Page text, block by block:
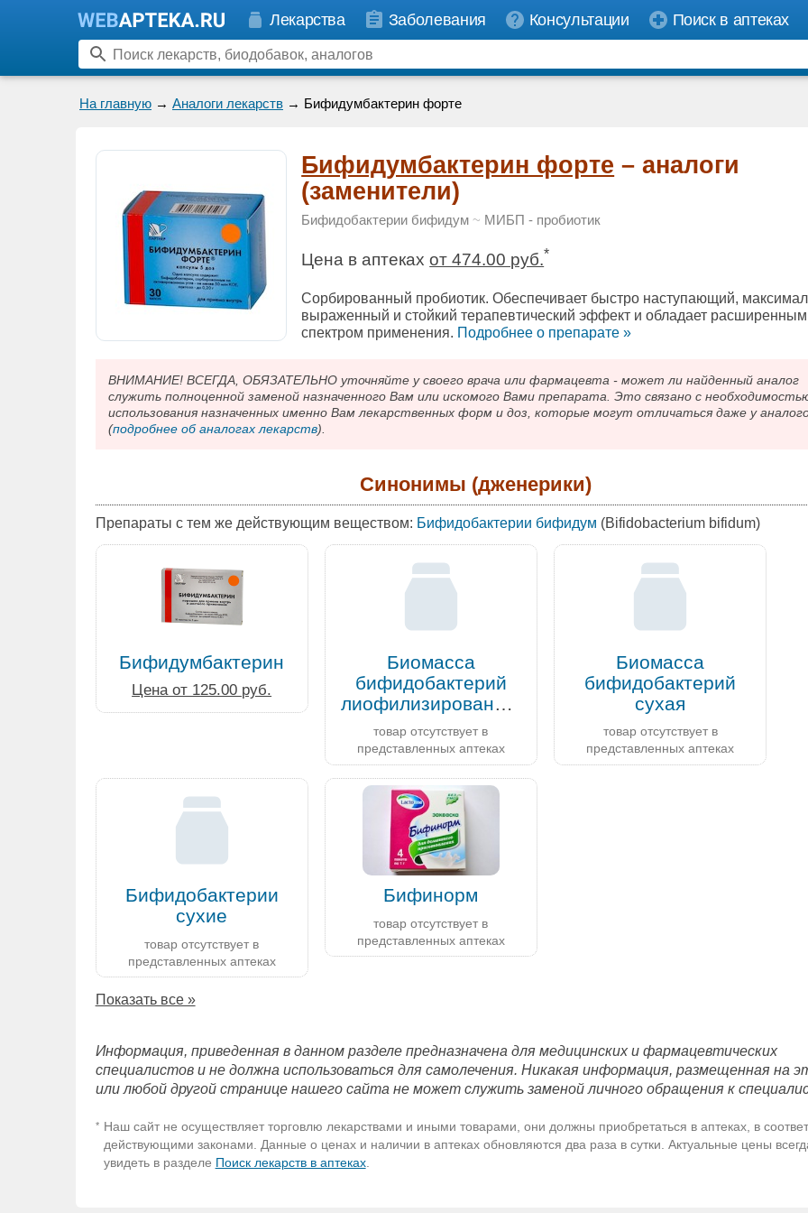
Лекарства Заболевания Консультации Поиск в аптеках
На главную → Аналоги лекарств → Бифидумбактерин форте
Бифидумбактерин форте – аналоги
(заменители)
Бифидобактерии бифидум ~ МИБП - пробиотик
Цена в аптекахот 474.00 руб.*
Сорбированный пробиотик. Обеспечивает быстро наступающий,
выраженный и стойкий терапевтический эффект и обладает расширенным
спектром применения. Подробнee о препарате »
ВНИМАНИЕ! ВСЕГДА, ОБЯЗАТЕЛЬНО уточняйте у своего врача или фармацевта - может ли найденный аналог
служить полноценной заменой назначенного Вам или искомого Вами препарата. Это связано с
использования назначенных именно Вам лекарственных форм и доз, которые могут отличаться даже у
(подробнее об аналогах лекарств).
Синонимы (дженерики)
Препараты с тем же действующим веществом: Бифидобактерии бифидум (Bifidobacterium bifidum)
Бифидумбактерин
Цена от 125.00 руб.
Биомасса
бифидобактерий
лиофилизированная
товар отсутствует в
представленных аптеках
Биомасса
бифидобактерий
сухая
товар отсутствует в
представленных аптеках
Бифидобактерии
сухие
товар отсутствует в
представленных аптеках
Бифинорм
товар отсутствует в
представленных аптеках
Показать все »
Информация, приведенная в данном разделе предназначена для медицинских и фармацевтических
специалистов и не должна использоваться для самолечения. Никакая информация, размещенная на
или любой другой странице нашего сайта не может служить заменой личного обращения к
* Наш сайт не осуществляет торговлю лекарствами и иными товарами, они должны приобретаться в аптеках, в
действующими законами. Данные о ценах и наличии в аптеках обновляются два раза в сутки. Актуальные цены
увидеть в разделе Поиск лекарств в аптеках.